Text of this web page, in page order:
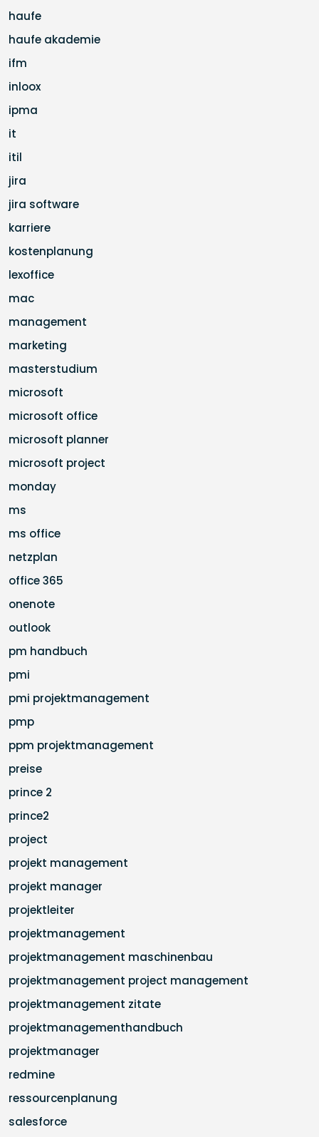
haufe
haufe akademie
ifm
inloox
ipma
it
itil
jira
jira software
karriere
kostenplanung
lexoffice
mac
management
marketing
masterstudium
microsoft
microsoft office
microsoft planner
microsoft project
monday
ms
ms office
netzplan
office 365
onenote
outlook
pm handbuch
pmi
pmi projektmanagement
pmp
ppm projektmanagement
preise
prince 2
prince2
project
projekt management
projekt manager
projektleiter
projektmanagement
projektmanagement maschinenbau
projektmanagement project management
projektmanagement zitate
projektmanagementhandbuch
projektmanager
redmine
ressourcenplanung
salesforce